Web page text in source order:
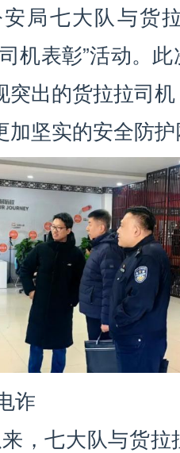
局七大队与货
机表彰”活动。
突出的货拉拉司
加坚实的安全防
诈
，七大队与货